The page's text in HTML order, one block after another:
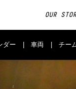
OUR
ダー 車両 チー